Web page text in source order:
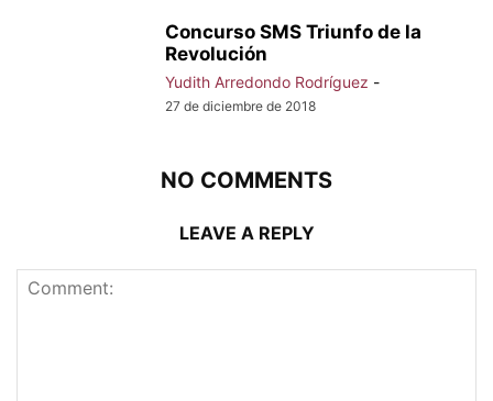
Concurso SMS Triunfo de la
Revolución
Yudith Arredondo Rodríguez -
27 de diciembre de 2018
NO COMMENTS
LEAVE A REPLY